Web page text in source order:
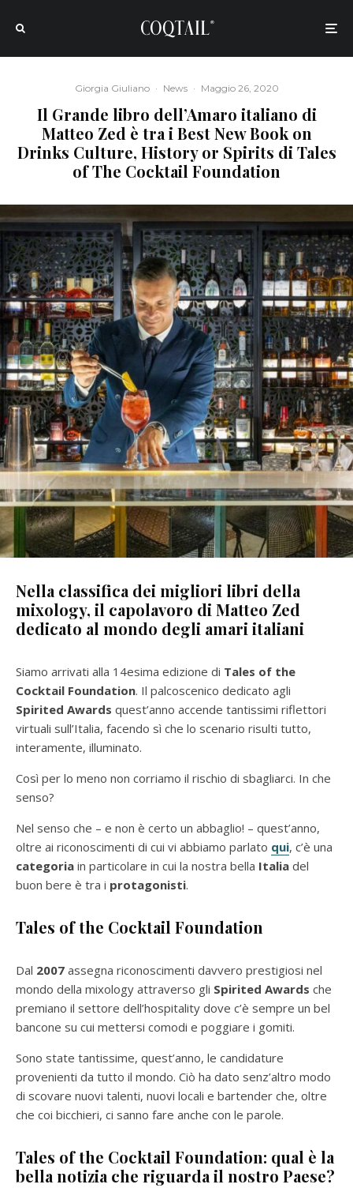
Giorgia Giuliano · News · Maggio 26, 2020
Il Grande libro dell’Amaro italiano di
Matteo Zed è tra i Best New Book on
Drinks Culture, History or Spirits di Tales
of The Cocktail Foundation
Nella classifica dei migliori libri della
mixology, il capolavoro di Matteo Zed
dedicato al mondo degli amari italiani
Siamo arrivati alla 14esima edizione di Tales of the
Cocktail Foundation. Il palcoscenico dedicato agli
Spirited Awards quest’anno accende tantissimi riflettori
virtuali sull’Italia, facendo sì che lo scenario risulti tutto,
interamente, illuminato.
Così per lo meno non corriamo il rischio di sbagliarci. In che
senso?
Nel senso che – e non è certo un abbaglio! – quest’anno,
oltre ai riconoscimenti di cui vi abbiamo parlato qui, c’è una
categoria in particolare in cui la nostra bella Italia del
buon bere è tra i protagonisti.
Tales of the Cocktail Foundation
Dal 2007 assegna riconoscimenti davvero prestigiosi nel
mondo della mixology attraverso gli Spirited Awards che
premiano il settore dell’hospitality dove c’è sempre un bel
bancone su cui mettersi comodi e poggiare i gomiti.
Sono state tantissime, quest’anno, le candidature
provenienti da tutto il mondo. Ciò ha dato senz’altro modo
di scovare nuovi talenti, nuovi locali e bartender che, oltre
che coi bicchieri, ci sanno fare anche con le parole.
Tales of the Cocktail Foundation: qual è la
bella notizia che riguarda il nostro Paese?